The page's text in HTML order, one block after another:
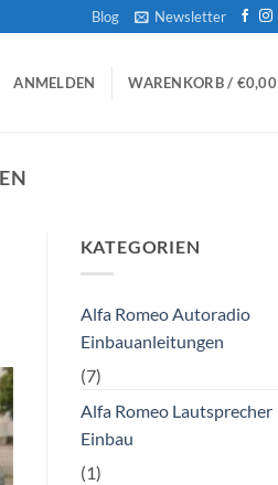
Blog Newsletter
ANMELDEN WARENKORB / €0,00
KATEGORIEN
Alfa Romeo Autoradio
Einbauanleitungen
(7)
Alfa Romeo Lautsprecher
Einbau
(1)